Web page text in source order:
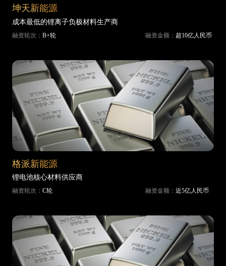
坤天新能源
成本最低的锂离子负极材料生产商
融资轮次： B+轮 融资金额： 超10亿人民币
格派新能源
锂电池核心材料供应商
融资轮次： C轮 融资金额： 近5亿人民币